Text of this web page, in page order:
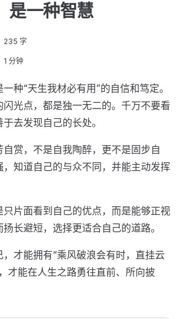
是一种智慧
235 字
1 分钟
种“天生我材必有用”的自信和笃定。
光点，都是独一无二的。千万不要看
去发现自己的长处。
赏，不是自我陶醉，更不是固步自
知道自己的与众不同，并能主动发挥
只片面看到自己的优点，而是能够正视
长避短，选择更适合自己的道路。
，才能拥有“乘风破浪会有时，直挂云
才能在人生之路勇往直前、所向披